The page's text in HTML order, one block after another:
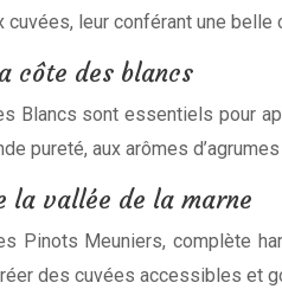
cuvées, leur conférant une
côte des blancs
Blancs sont essentiels pour
pureté, aux arômes
la vallée de la marne
Pinots Meuniers, complète
des cuvées accessibles et